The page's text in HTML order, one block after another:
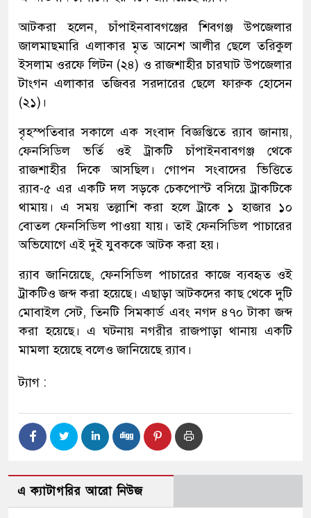
আটকরা হলেন, চাঁপাইনবাবগঞ্জের শিবগঞ্জ উপজেলার
জালমাছমারি এলাকার মৃত আনেশ আলীর ছেলে তরিকুল
ইসলাম ওরফে লিটন (২৪) ও রাজশাহীর চারঘাট উপজেলার
টাংগন এলাকার তজিবর সরদারের ছেলে ফারুক হোসেন
(২১)।
বৃহস্পতিবার সকালে এক সংবাদ বিজ্ঞপ্তিতে র‌্যাব জানায়,
ফেনসিডিল ভর্তি ওই ট্রাকটি চাঁপাইনবাবগঞ্জ থেকে
রাজশাহীর দিকে আসছিল। গোপন সংবাদের ভিত্তিতে
র‌্যাব-৫ এর একটি দল সড়কে চেকপোস্ট বসিয়ে ট্রাকটিকে
থামায়। এ সময় তল্লাশি করা হলে ট্রাকে ১ হাজার ১০
বোতল ফেনসিডিল পাওয়া যায়। তাই ফেনসিডিল পাচারের
অভিযোগে এই দুই যুবককে আটক করা হয়।
র‌্যাব জানিয়েছে, ফেনসিডিল পাচারের কাজে ব্যবহৃত ওই
ট্রাকটিও জব্দ করা হয়েছে। এছাড়া আটকদের কাছ থেকে দুটি
মোবাইল সেট, তিনটি সিমকার্ড এবং নগদ ৪৭০ টাকা জব্দ
করা হয়েছে। এ ঘটনায় নগরীর রাজপাড়া থানায় একটি
মামলা হয়েছে বলেও জানিয়েছে র‌্যাব।
ট্যাগ :
এ ক্যাটাগরির আরো নিউজ